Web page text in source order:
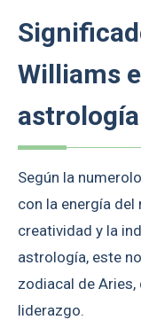
Williams
astrología
Según la
con la energía del
creatividad y la
astrología, este
zodiacal de Aries,
liderazgo.